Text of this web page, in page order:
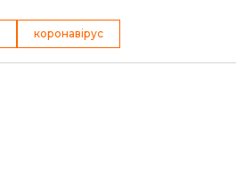
коронавірус